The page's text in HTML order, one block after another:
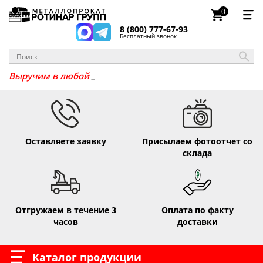
8 (800) 777-67-93
Бесплатный звонок
0
Выручим в люб
Оставляете заявку
Присылаем фотоотчет со
склада
Отгружаем в течение 3
часов
Оплата по факту
доставки
Каталог продукции